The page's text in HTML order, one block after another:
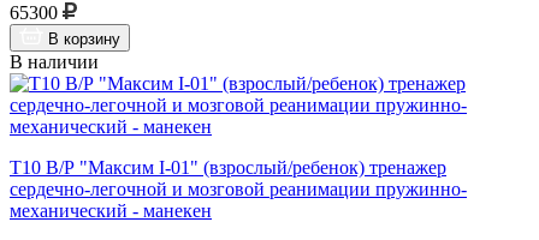
65300
В корзину
В наличии
Т10 В/Р "Максим I-01" (взрослый/ребенок) тренажер
сердечно-легочной и мозговой реанимации пружинно-
механический - манекен